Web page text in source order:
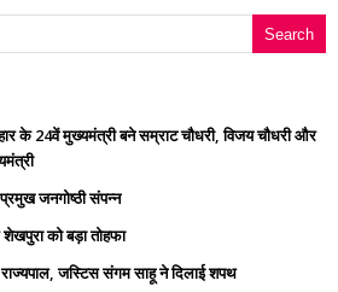
के 24वें मुख्यमंत्री बने सम्राट चौधरी, विजय चौधरी और
जनगोष्ठी संपन्न
को बड़ा तोहफा
जस्टिस संगम साहू ने दिलाई शपथ